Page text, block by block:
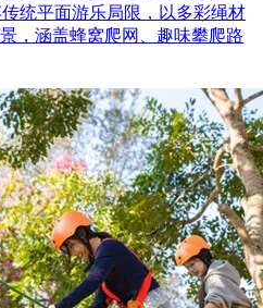
统平面游乐局限，以多彩绳材
，涵盖蜂窝爬网、趣味攀爬路